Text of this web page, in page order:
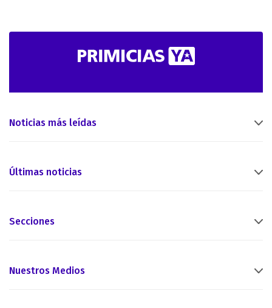
Noticias más leídas
Últimas noticias
Secciones
Nuestros Medios